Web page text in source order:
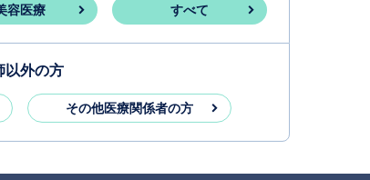
容医療 すべて
以外の方
その他医療関係者の方